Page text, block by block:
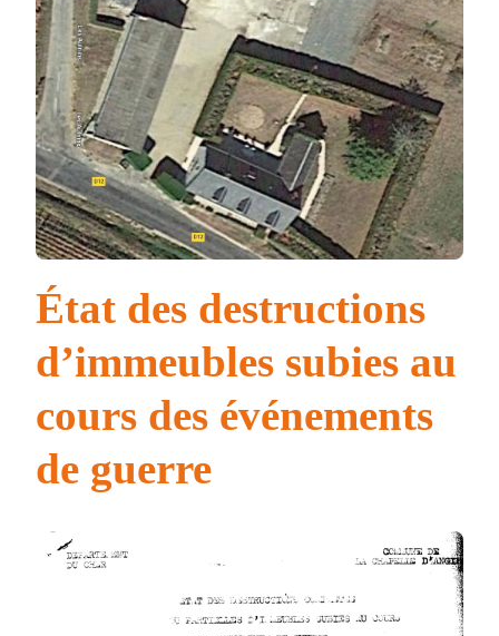
MALADRERIE
ROUTE
DE
PRESLY
État des destructions
d’immeubles subies au
cours des événements
de guerre